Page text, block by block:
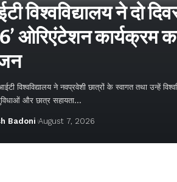
विश्वविद्यालय ने दो
ओरिएंटेशन कार्यक्रम
विश्वविद्यालय ने नवप्रवेशी छात्रों के स्वागत तथा उन्हें
और छात्र सहायता…
Badoni August 7, 2026